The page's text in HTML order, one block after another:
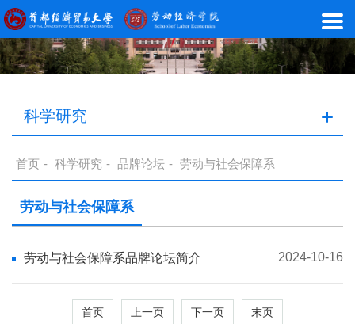
科学研究
首页 - 科学研究 - 品牌论坛 - 劳动与社会保障系
劳动与社会保障系
劳动与社会保障系品牌论坛简介 2024-10-16
首页 上一页 下一页 末页